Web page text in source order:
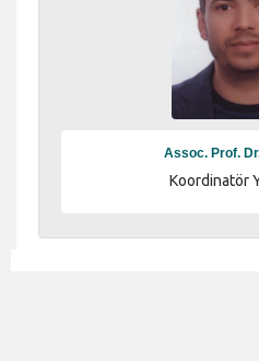
Assoc. Prof.
Koordinatör